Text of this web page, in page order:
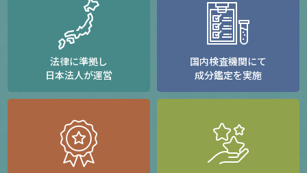
法律に準拠し
日本法人が運営
国内検査機関にて
成分鑑定を実施